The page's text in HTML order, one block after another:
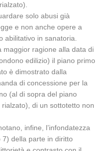
solo abusi già
e non anche opere a
abilitativo in sanatoria.
maggior ragione alla data di
edilizio) il piano primo
è dimostrato dalla
di concessione per la
(al di sopra del piano
di un sottotetto non
infine, l’infondatezza
della parte in diritto